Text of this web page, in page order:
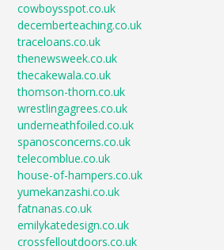
cowboysspot.co.uk
decemberteaching.co.uk
traceloans.co.uk
thenewsweek.co.uk
thecakewala.co.uk
thomson-thorn.co.uk
wrestlingagrees.co.uk
underneathfoiled.co.uk
spanosconcerns.co.uk
telecomblue.co.uk
house-of-hampers.co.uk
yumekanzashi.co.uk
fatnanas.co.uk
emilykatedesign.co.uk
crossfelloutdoors.co.uk